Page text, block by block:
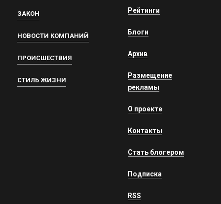
ЗАКОН
НОВОСТИ КОМПАНИЙ
ПРОИСШЕСТВИЯ
СТИЛЬ ЖИЗНИ
Рейтинги
Блоги
Архив
Размещение
рекламы
О проекте
Контакты
Стать блогером
Подписка
RSS